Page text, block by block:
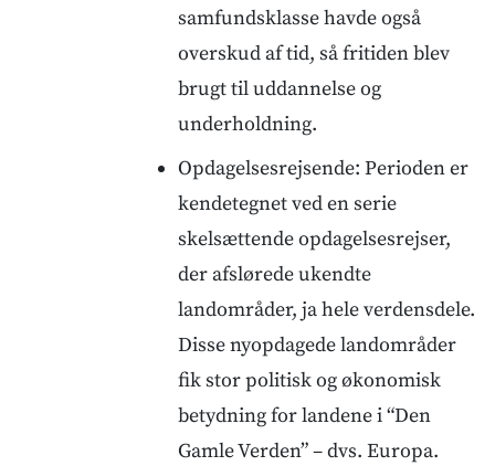
samfundsklasse havde også
overskud af tid, så fritiden blev
brugt til uddannelse og
underholdning.
Opdagelsesrejsende: Perioden er
kendetegnet ved en serie
skelsættende opdagelsesrejser,
der afslørede ukendte
landområder, ja hele verdensdele.
Disse nyopdagede landområder
fik stor politisk og økonomisk
betydning for landene i “Den
Gamle Verden” – dvs. Europa.